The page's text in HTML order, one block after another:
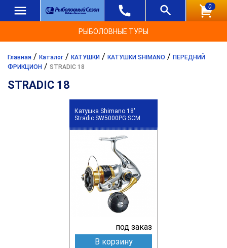
0
РЫБОЛОВНЫЕ ТУРЫ
Главная / Каталог / КАТУШКИ / КАТУШКИ SHIMANO / ПЕРЕДНИЙ
ФРИКЦИОН / STRADIC 18
STRADIC 18
Катушка Shimano 18'
Stradic SW5000PG SCM
под заказ
В корзину